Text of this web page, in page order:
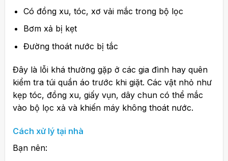
Có đồng xu, tóc, xơ vải mắc trong bộ lọc
Bơm xả bị kẹt
Đường thoát nước bị tắc
Đây là lỗi khá thường gặp ở các gia đình hay quên
kiểm tra túi quần áo trước khi giặt. Các vật nhỏ như
kẹp tóc, đồng xu, giấy vụn, dây chun có thể mắc
vào bộ lọc xả và khiến máy không thoát nước.
Cách xử lý tại nhà
Bạn nên: